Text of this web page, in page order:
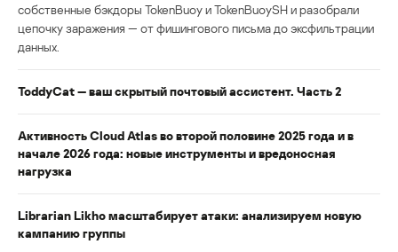
собственные бэкдоры TokenBuoy и TokenBuoySH и разобрали
цепочку заражения — от фишингового письма до эксфильтрации
данных.
ToddyCat — ваш скрытый почтовый ассистент. Часть 2
Активность Cloud Atlas во второй половине 2025 года и в
начале 2026 года: новые инструменты и вредоносная
нагрузка
Librarian Likho масштабирует атаки: анализируем новую
кампанию группы